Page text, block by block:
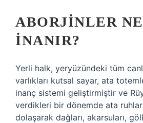
ABORJINLER
INANIR?
Yerli halk, yeryüzündeki tüm
varlıkları kutsal sayar, ata
inanç sistemi geliştirmiştir ve
verdikleri bir dönemde ata
dolaşarak dağları, akarsuları,